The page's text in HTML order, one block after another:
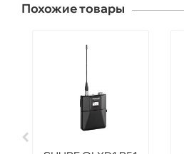
Похожие товары